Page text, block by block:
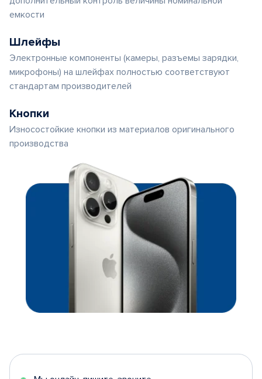
емкости
Шлейфы
Электронные компоненты (камеры, разъемы зарядки,
микрофоны) на шлейфах полностью соответствуют
стандартам производителей
Кнопки
Износостойкие кнопки из материалов оригинального
производства